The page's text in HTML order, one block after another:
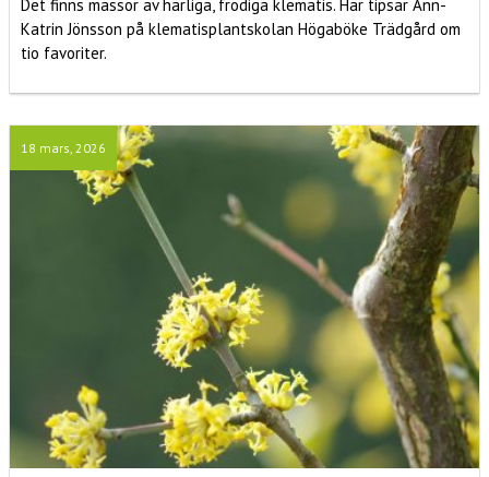
Det finns massor av härliga, frodiga klematis. Här tipsar Ann-
Katrin Jönsson på klematisplantskolan Högaböke Trädgård om
tio favoriter.
18 mars, 2026